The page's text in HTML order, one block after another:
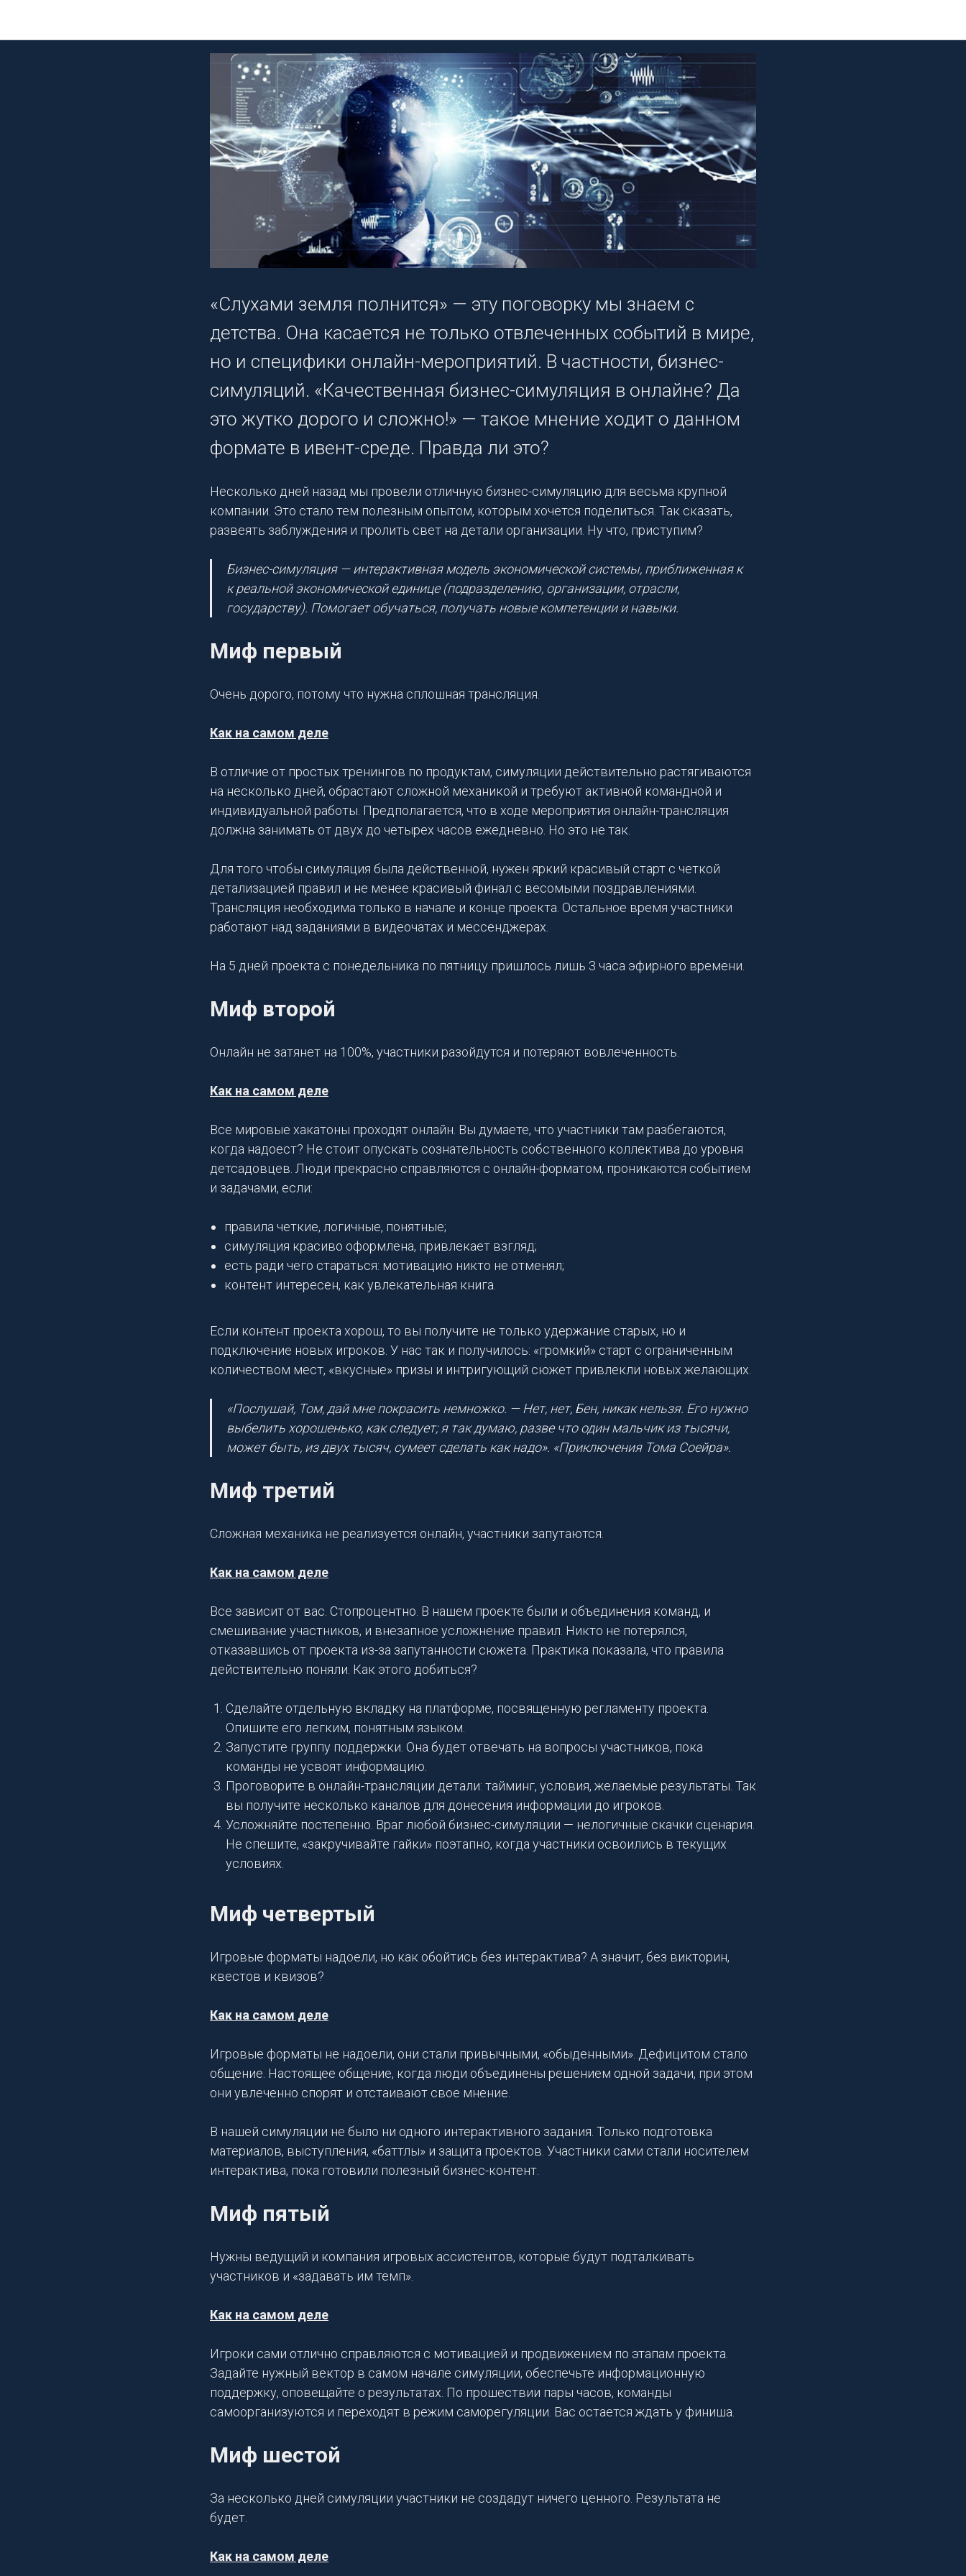
«Слухами земля полнится» — эту поговорку мы знаем с
детства. Она касается не только отвлеченных событий в мире,
но и специфики онлайн-мероприятий. В частности, бизнес-
симуляций. «Качественная бизнес-симуляция в онлайне? Да
это жутко дорого и сложно!» — такое мнение ходит о данном
формате в ивент-среде. Правда ли это?
Несколько дней назад мы провели отличную бизнес-симуляцию для весьма крупной
компании. Это стало тем полезным опытом, которым хочется поделиться. Так сказать,
развеять заблуждения и пролить свет на детали организации. Ну что, приступим?
Бизнес-симуляция — интерактивная модель экономической системы, приближенная к
к реальной экономической единице (подразделению, организации, отрасли,
государству). Помогает обучаться, получать новые компетенции и навыки.
Миф первый
Очень дорого, потому что нужна сплошная трансляция.
Как на самом деле
В отличие от простых тренингов по продуктам, симуляции действительно растягиваются
на несколько дней, обрастают сложной механикой и требуют активной командной и
индивидуальной работы. Предполагается, что в ходе мероприятия онлайн-трансляция
должна занимать от двух до четырех часов ежедневно. Но это не так.
Для того чтобы симуляция была действенной, нужен яркий красивый старт с четкой
детализацией правил и не менее красивый финал с весомыми поздравлениями.
Трансляция необходима только в начале и конце проекта. Остальное время участники
работают над заданиями в видеочатах и мессенджерах.
На 5 дней проекта с понедельника по пятницу пришлось лишь 3 часа эфирного времени.
Миф второй
Онлайн не затянет на 100%, участники разойдутся и потеряют вовлеченность.
Как на самом деле
Все мировые хакатоны проходят онлайн. Вы думаете, что участники там разбегаются,
когда надоест? Не стоит опускать сознательность собственного коллектива до уровня
детсадовцев. Люди прекрасно справляются с онлайн-форматом, проникаются событием
и задачами, если:
правила четкие, логичные, понятные;
симуляция красиво оформлена, привлекает взгляд;
есть ради чего стараться: мотивацию никто не отменял;
контент интересен, как увлекательная книга.
Если контент проекта хорош, то вы получите не только удержание старых, но и
подключение новых игроков. У нас так и получилось: «громкий» старт с ограниченным
количеством мест, «вкусные» призы и интригующий сюжет привлекли новых желающих.
«Послушай, Том, дай мне покрасить немножко. — Нет, нет, Бен, никак нельзя. Его нужно
выбелить хорошенько, как следует; я так думаю, разве что один мальчик из тысячи,
может быть, из двух тысяч, сумеет сделать как надо». «Приключения Тома Соейра».
Миф третий
Сложная механика не реализуется онлайн, участники запутаются.
Как на самом деле
Все зависит от вас. Стопроцентно. В нашем проекте были и объединения команд, и
смешивание участников, и внезапное усложнение правил. Никто не потерялся,
отказавшись от проекта из-за запутанности сюжета. Практика показала, что правила
действительно поняли. Как этого добиться?
Сделайте отдельную вкладку на платформе, посвященную регламенту проекта.
Опишите его легким, понятным языком.
Запустите группу поддержки. Она будет отвечать на вопросы участников, пока
команды не усвоят информацию.
Проговорите в онлайн-трансляции детали: тайминг, условия, желаемые результаты. Так
вы получите несколько каналов для донесения информации до игроков.
Усложняйте постепенно. Враг любой бизнес-симуляции — нелогичные скачки сценария.
Не спешите, «закручивайте гайки» поэтапно, когда участники освоились в текущих
условиях.
Миф четвертый
Игровые форматы надоели, но как обойтись без интерактива? А значит, без викторин,
квестов и квизов?
Как на самом деле
Игровые форматы не надоели, они стали привычными, «обыденными». Дефицитом стало
общение. Настоящее общение, когда люди объединены решением одной задачи, при этом
они увлеченно спорят и отстаивают свое мнение.
В нашей симуляции не было ни одного интерактивного задания. Только подготовка
материалов, выступления, «баттлы» и защита проектов. Участники сами стали носителем
интерактива, пока готовили полезный бизнес-контент.
Миф пятый
Нужны ведущий и компания игровых ассистентов, которые будут подталкивать
участников и «задавать им темп».
Как на самом деле
Игроки сами отлично справляются с мотивацией и продвижением по этапам проекта.
Задайте нужный вектор в самом начале симуляции, обеспечьте информационную
поддержку, оповещайте о результатах. По прошествии пары часов, команды
самоорганизуются и переходят в режим саморегуляции. Вас остается ждать у финиша.
Миф шестой
За несколько дней симуляции участники не создадут ничего ценного. Результата не
будет.
Как на самом деле